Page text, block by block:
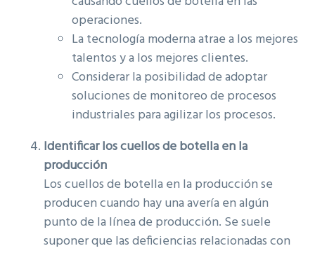
operaciones.
La tecnología moderna atrae a los mejores
talentos y a los mejores clientes.
Considerar la posibilidad de adoptar
soluciones de monitoreo de procesos
industriales para agilizar los procesos.
Identificar los cuellos de botella en la
producción
Los cuellos de botella en la producción se
producen cuando hay una avería en algún
punto de la línea de producción. Se suele
suponer que las deficiencias relacionadas con